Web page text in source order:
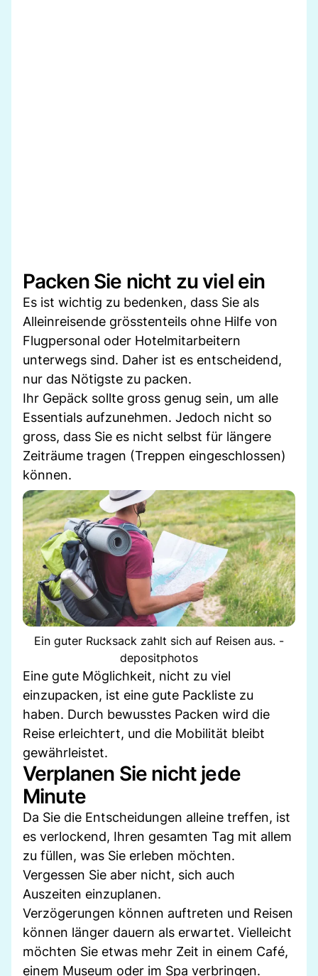
Packen Sie nicht zu viel ein
Es ist wichtig zu bedenken, dass Sie als
Alleinreisende grösstenteils ohne Hilfe von
Flugpersonal oder Hotelmitarbeitern
unterwegs sind. Daher ist es entscheidend,
nur das Nötigste zu packen.
Ihr Gepäck sollte gross genug sein, um alle
Essentials aufzunehmen. Jedoch nicht so
gross, dass Sie es nicht selbst für längere
Zeiträume tragen (Treppen eingeschlossen)
können.
Ein guter Rucksack zahlt sich auf Reisen aus. -
depositphotos
Eine gute Möglichkeit, nicht zu viel
einzupacken, ist eine gute Packliste zu
haben. Durch bewusstes Packen wird die
Reise erleichtert, und die Mobilität bleibt
gewährleistet.
Verplanen Sie nicht jede
Minute
Da Sie die Entscheidungen alleine treffen, ist
es verlockend, Ihren gesamten Tag mit allem
zu füllen, was Sie erleben möchten.
Vergessen Sie aber nicht, sich auch
Auszeiten einzuplanen.
Verzögerungen können auftreten und Reisen
können länger dauern als erwartet. Vielleicht
möchten Sie etwas mehr Zeit in einem Café,
einem Museum oder im Spa verbringen.